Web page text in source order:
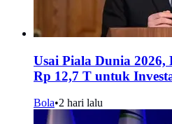
Usai Piala Dunia
Rp 12,7 T untuk
Bola•2 hari lalu